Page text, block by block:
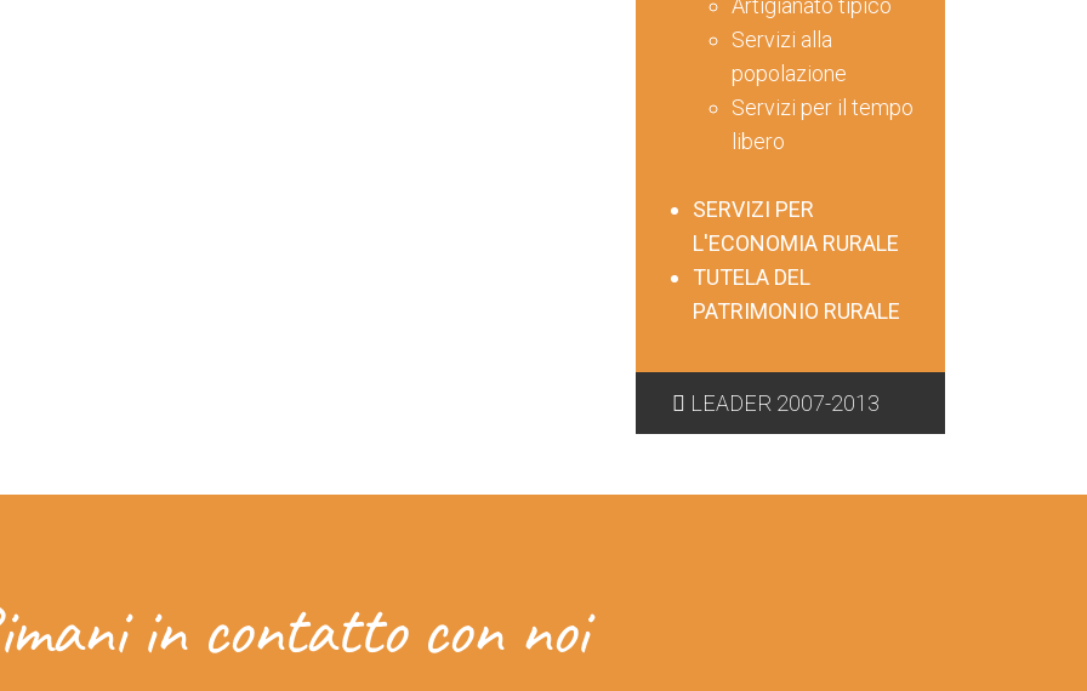
Artigianato tipico
Servizi alla
popolazione
Servizi per il tempo
libero
SERVIZI PER
L'ECONOMIA RURALE
TUTELA DEL
PATRIMONIO RURALE
LEADER 2007-2013
in contatto con noi